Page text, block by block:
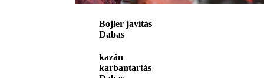
Bojler javítás
Dabas
kazán
karbantartás